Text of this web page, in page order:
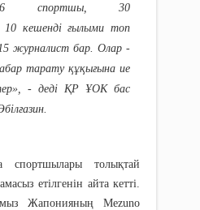
спортшы, 30
кешенді ғылыми топ
журналист бар. Олар -
тарату құқығына ие
- деді ҚР ҰОК бас
толықтай
етілгенін айта кетті.
Жапонияның Mezuno